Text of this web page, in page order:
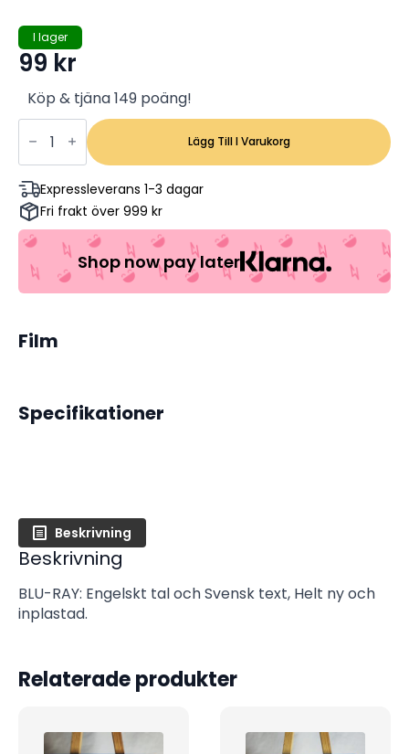
I lager
99 kr
Köp & tjäna 149 poäng!
Jumanji:
The
Level
(INPLASTAD)
Dwayne
Johnson,
Jack
Black
(Begagnad)
mängd
Lägg Till I Varukorg
Expressleverans 1-3 dagar
Fri frakt över 999 kr
Shop now pay later
Film
Specifikationer
Beskrivning
Beskrivning
BLU-RAY: Engelskt tal och Svensk text, Helt ny och
inplastad.
Relaterade produkter